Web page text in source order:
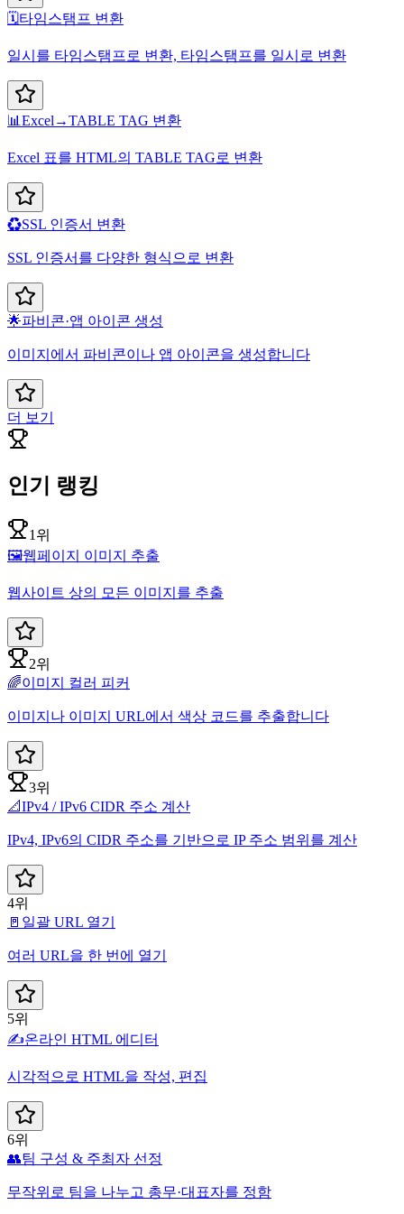
🗓️타임스탬프 변환
일시를 타임스탬프로 변환, 타임스탬프를 일시로 변환
📊Excel→TABLE TAG 변환
Excel 표를 HTML의 TABLE TAG로 변환
♻️SSL 인증서 변환
SSL 인증서를 다양한 형식으로 변환
🌟파비콘·앱 아이콘 생성
이미지에서 파비콘이나 앱 아이콘을 생성합니다
더 보기
인기 랭킹
1위
🖼️웹페이지 이미지 추출
웹사이트 상의 모든 이미지를 추출
2위
🌈이미지 컬러 피커
이미지나 이미지 URL에서 색상 코드를 추출합니다
3위
📐IPv4 / IPv6 CIDR 주소 계산
IPv4, IPv6의 CIDR 주소를 기반으로 IP 주소 범위를 계산
4위
🚪 일괄 URL 열기
여러 URL을 한 번에 열기
5위
✍️온라인 HTML 에디터
시각적으로 HTML을 작성, 편집
6위
👥팀 구성 & 주최자 선정
무작위로 팀을 나누고 총무·대표자를 정함